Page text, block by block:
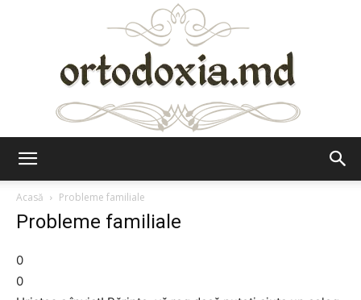
Acasă
Probleme familiale
Probleme familiale
0
0